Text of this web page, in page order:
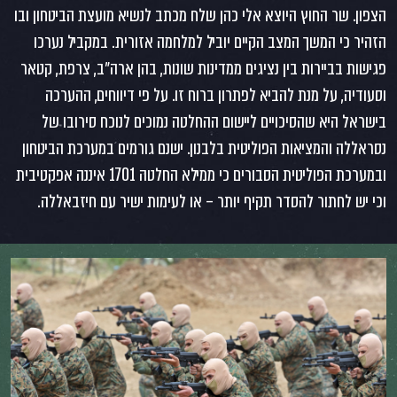
הצפון. שר החוץ היוצא אלי כהן שלח מכתב לנשיא מועצת הביטחון ובו
הזהיר כי המשך המצב הקיים יוביל למלחמה אזורית. במקביל נערכו
פגישות בביירות בין נציגים ממדינות שונות, בהן ארה״ב, צרפת, קטאר
וסעודיה, על מנת להביא לפתרון ברוח זו. על פי דיווחים, ההערכה
בישראל היא שהסיכויים ליישום ההחלטה נמוכים לנוכח סירובו של
נסראללה והמציאות הפוליטית בלבנון. ישנם גורמים במערכת הביטחון
ובמערכת הפוליטית הסבורים כי ממילא החלטה 1701 איננה אפקטיבית
וכי יש לחתור להסדר תקיף יותר – או לעימות ישיר עם חיזבאללה.